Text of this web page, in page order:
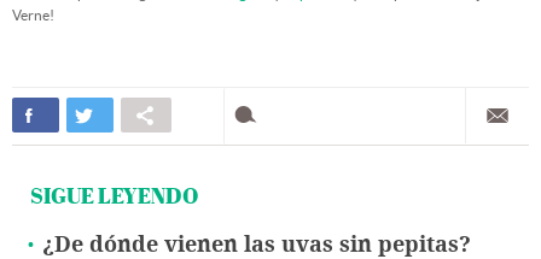
Verne!
SIGUE LEYENDO
¿De dónde vienen las uvas sin pepitas?